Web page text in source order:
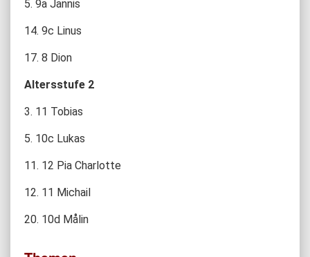
5. 9a Jannis
14. 9c Linus
17. 8 Dion
Altersstufe 2
3. 11 Tobias
5. 10c Lukas
11. 12 Pia Charlotte
12. 11 Michail
20. 10d Målin